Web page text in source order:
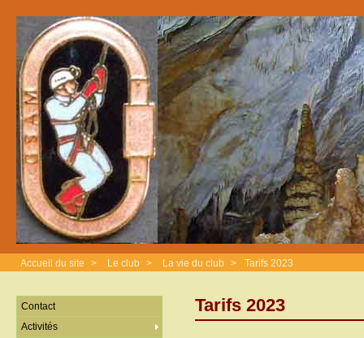
Accueil du site > Le club > La vie du club > Tarifs 2023
Tarifs 2023
Contact
Activités